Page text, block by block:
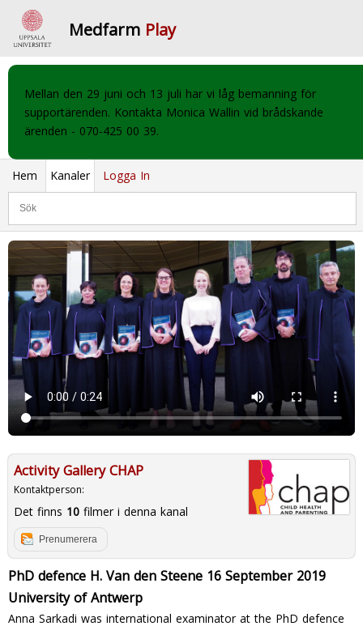
Medfarm Play
Mellan den 29 juni och 13 juli har vi låg bemanning för
supportärenden. Kontakta Monica Wallin vid brådskande
ärenden - 070-425 00 39.
Hem Kanaler Logga In
Activity Gallery CHAP
Kontaktperson:
Det finns 10filmer i denna kanal
Prenumerera
PhD defence H. Van den Steene 16 September 2019
University of Antwerp
Anna Sarkadi was international examinator at the PhD defence